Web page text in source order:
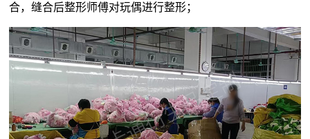
合，缝合后整形师傅对玩偶进行整形；